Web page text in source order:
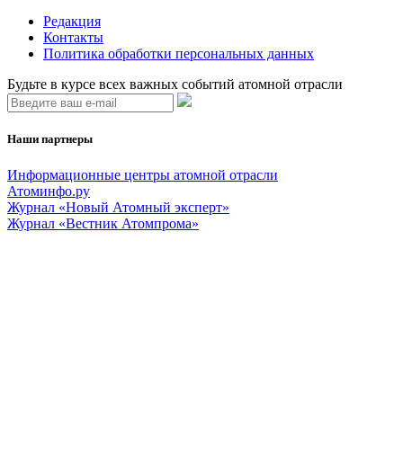
Редакция
Контакты
Политика обработки персональных данных
Будьте в курсе всех важных событий атомной отрасли
Наши партнеры
Информационные центры атомной отрасли
Атоминфо.ру
Журнал «Новый Атомный эксперт»
Журнал «Вестник Атомпрома»